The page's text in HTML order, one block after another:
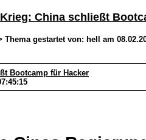
China schließt
gestartet von: hell am
Bootcamp für Hacker